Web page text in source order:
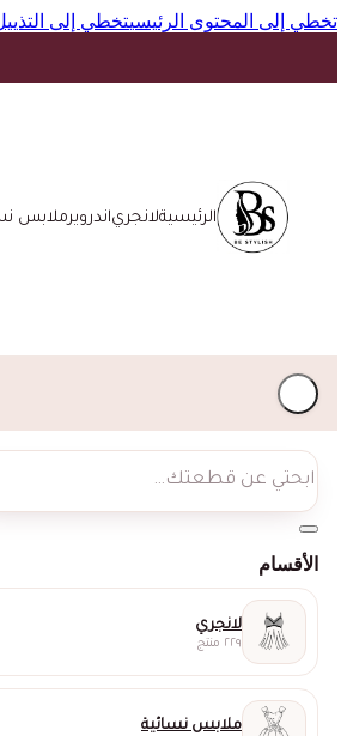
تخطي إلى المحتوى الرئيسيتخطي إلى
الرئيسيةلانجرياندرويرملابس
بحث
الأقسام
لانجري
٢٢٩ منتج
ملابس نسائية